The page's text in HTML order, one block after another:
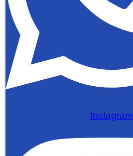
Instagram